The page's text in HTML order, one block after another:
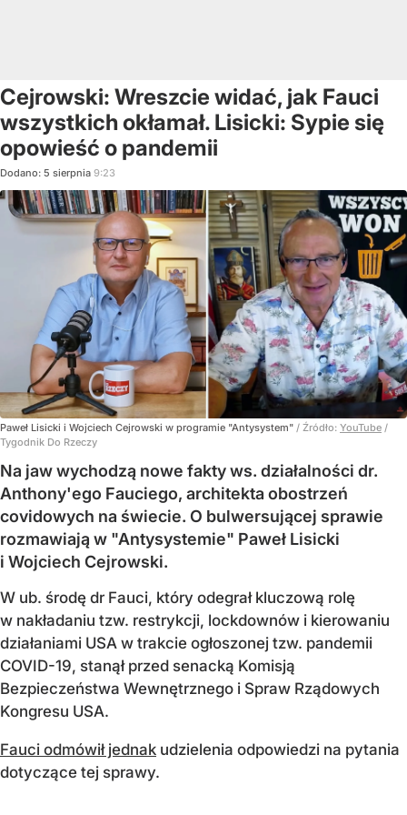
Cejrowski: Wreszcie widać, jak Fauci
wszystkich okłamał. Lisicki: Sypie się
opowieść o pandemii
Dodano: 5 sierpnia 9:23
Paweł Lisicki i Wojciech Cejrowski w programie "Antysystem" / Źródło: YouTube /
Tygodnik Do Rzeczy
Na jaw wychodzą nowe fakty ws. działalności dr.
Anthony'ego Fauciego, architekta obostrzeń
covidowych na świecie. O bulwersującej sprawie
rozmawiają w "Antysystemie" Paweł Lisicki
i Wojciech Cejrowski.
W ub. środę dr Fauci, który odegrał kluczową rolę
w nakładaniu tzw. restrykcji, lockdownów i kierowaniu
działaniami USA w trakcie ogłoszonej tzw. pandemii
COVID-19, stanął przed senacką Komisją
Bezpieczeństwa Wewnętrznego i Spraw Rządowych
Kongresu USA.
Fauci odmówił jednak udzielenia odpowiedzi na pytania
dotyczące tej sprawy.